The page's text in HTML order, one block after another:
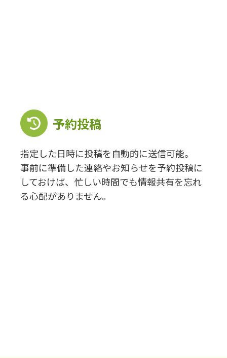
予約投稿
指定した日時に投稿を自動的に送信可能。
事前に準備した連絡やお知らせを予約投稿に
しておけば、忙しい時間でも情報共有を忘れ
る心配がありません。